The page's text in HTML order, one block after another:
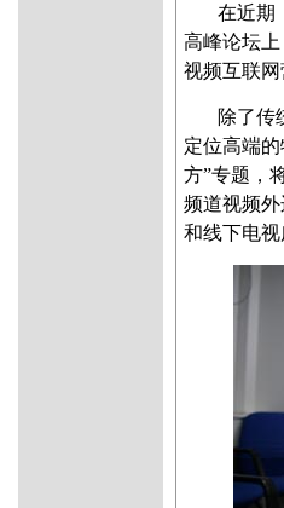
在近期
高峰论坛
视频互联网
除了传
定位高端
方”专题，
频道视频
和线下电